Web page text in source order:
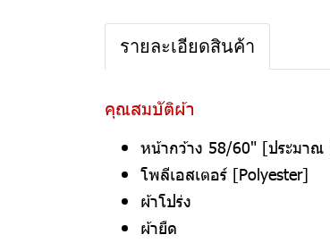
รายละเอียดสินค้า
คุณสมบัติผ้า
หน้ากว้าง 58/60" [ประมาณ
โพลีเอสเตอร์ [Polyester]
ผ้าโปร่ง
ผ้ายืด